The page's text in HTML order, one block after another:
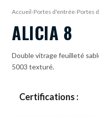
Accueil›Portes d'entrée›Portes
ALICIA 8
Double vitrage feuilleté
5003 texturé.
Certifications :